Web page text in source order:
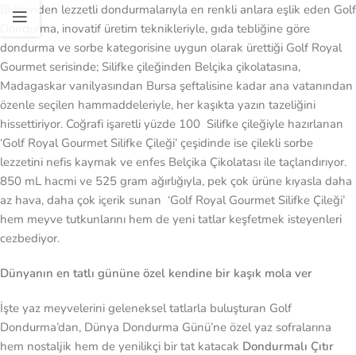
Birbirinden lezzetli dondurmalarıyla en renkli anlara eşlik eden Golf
Dondurma, inovatif üretim teknikleriyle, gıda tebliğine göre
dondurma ve sorbe kategorisine uygun olarak ürettiği Golf Royal
Gourmet serisinde; Silifke çileğinden Belçika çikolatasına,
Madagaskar vanilyasından Bursa şeftalisine kadar ana vatanından
özenle seçilen hammaddeleriyle, her kaşıkta yazın tazeliğini
hissettiriyor. Coğrafi işaretli yüzde 100 Silifke çileğiyle hazırlanan
‘Golf Royal Gourmet Silifke Çileği’ çeşidinde ise çilekli sorbe
lezzetini nefis kaymak ve enfes Belçika Çikolatası ile taçlandırıyor.
850 mL hacmi ve 525 gram ağırlığıyla, pek çok ürüne kıyasla daha
az hava, daha çok içerik sunan ‘Golf Royal Gourmet Silifke Çileği’
hem meyve tutkunlarını hem de yeni tatlar keşfetmek isteyenleri
cezbediyor.
Dünyanın en tatlı gününe özel kendine bir kaşık mola ver
İşte yaz meyvelerini geleneksel tatlarla buluşturan Golf
Dondurma’dan, Dünya Dondurma Günü’ne özel yaz sofralarına
hem nostaljik hem de yenilikçi bir tat katacak Dondurmalı Çıtır